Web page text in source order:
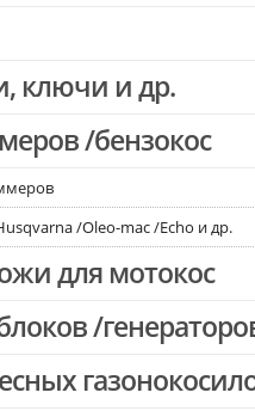
Echo и др.
ключи и др.
/бензокос
/Oleo-mac /Echo и др.
для мотокос
/